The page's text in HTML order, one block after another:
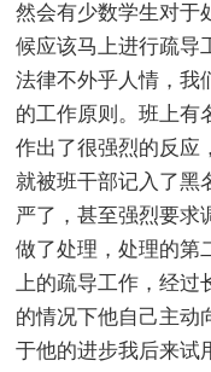
然会有少数学生对于
候应该马上进行疏导
法律不外乎人情，我
的工作原则。班上有
作出了很强烈的反应
就被班干部记入了黑
严了，甚至强烈要求
做了处理，处理的第
上的疏导工作，经过
的情况下他自己主动
于他的进步我后来试